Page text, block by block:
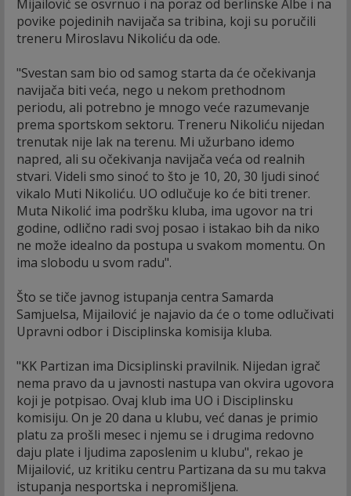
Mijailović se osvrnuo i na poraz od berlinske Albe i na
povike pojedinih navijača sa tribina, koji su poručili
treneru Miroslavu Nikoliću da ode.
"Svestan sam bio od samog starta da će očekivanja
navijača biti veća, nego u nekom prethodnom
periodu, ali potrebno je mnogo veće razumevanje
prema sportskom sektoru. Treneru Nikoliću nijedan
trenutak nije lak na terenu. Mi užurbano idemo
napred, ali su očekivanja navijača veća od realnih
stvari. Videli smo sinoć to što je 10, 20, 30 ljudi sinoć
vikalo Muti Nikoliću. UO odlučuje ko će biti trener.
Muta Nikolić ima podršku kluba, ima ugovor na tri
godine, odlično radi svoj posao i istakao bih da niko
ne može idealno da postupa u svakom momentu. On
ima slobodu u svom radu".
Što se tiče javnog istupanja centra Samarda
Samjuelsa, Mijailović je najavio da će o tome odlučivati
Upravni odbor i Disciplinska komisija kluba.
"KK Partizan ima Dicsiplinski pravilnik. Nijedan igrač
nema pravo da u javnosti nastupa van okvira ugovora
koji je potpisao. Ovaj klub ima UO i Disciplinsku
komisiju. On je 20 dana u klubu, već danas je primio
platu za prošli mesec i njemu se i drugima redovno
daju plate i ljudima zaposlenim u klubu", rekao je
Mijailović, uz kritiku centru Partizana da su mu takva
istupanja nesportska i nepromišljena.